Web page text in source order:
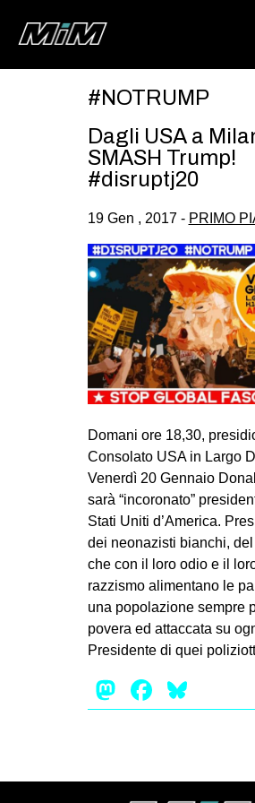
ABOUT
DEGENERAZIONE
GAZA FREESTYLE
CSOA
MSM
STUDENTI
ZAM
MOBILITAZIONI
SPAZI
SPORT
MOVIMENTI
AMBIENTE
ANTIFASCISMO
DIRITTO
GENERI
MIGRAZIONI
STUDENTI
#NOTRUMP
Dagli USA a
SMASH Trump!
#disruptj20
19 Gen , 2017 - PRIMO
Domani ore 18,30,
Consolato USA in Largo
Venerdì 20 Gennaio
sarà “incoronato”
Stati Uniti d’America.
dei neonazisti bianchi,
che con il loro odio e il
razzismo alimentano le
una popolazione sempre
povera ed attaccata su
Presidente di quei
Mastodon